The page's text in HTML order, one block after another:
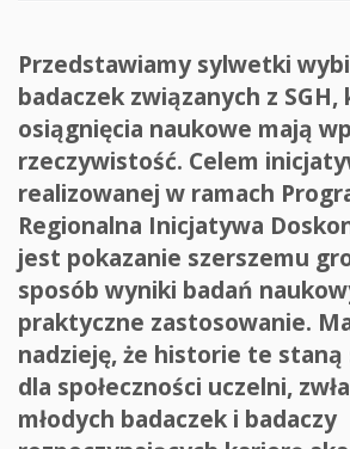
Przedstawiamy sylwetki
badaczek związanych z
osiągnięcia naukowe mają
rzeczywistość. Celem
realizowanej w ramach
Regionalna Inicjatywa
jest pokazanie szerszemu
sposób wyniki badań
praktyczne zastosowanie.
nadzieję, że historie te staną
dla społeczności uczelni,
młodych badaczek i badaczy